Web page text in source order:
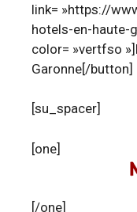
link= »https://
hotels-en-haute-
color= »vertfso
Garonne[/button]
[su_spacer]
[one]
[/one]